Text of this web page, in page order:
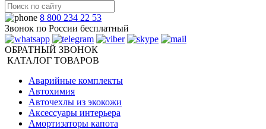
8 800 234 22 53
Звонок по России бесплатный
ОБРАТНЫЙ ЗВОНОК
КАТАЛОГ ТОВАРОВ
Аварийные комплекты
Автохимия
Авточехлы из экокожи
Аксессуары интерьера
Амортизаторы капота